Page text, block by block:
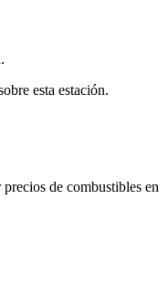
esta estación.
de combustibles en